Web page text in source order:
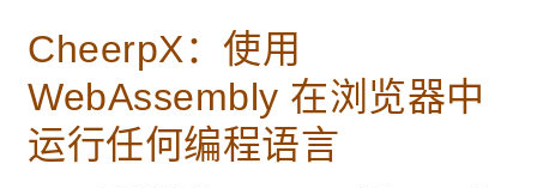
CheerpX：使用
WebAssembly 在浏览器中
运行任何编程语言